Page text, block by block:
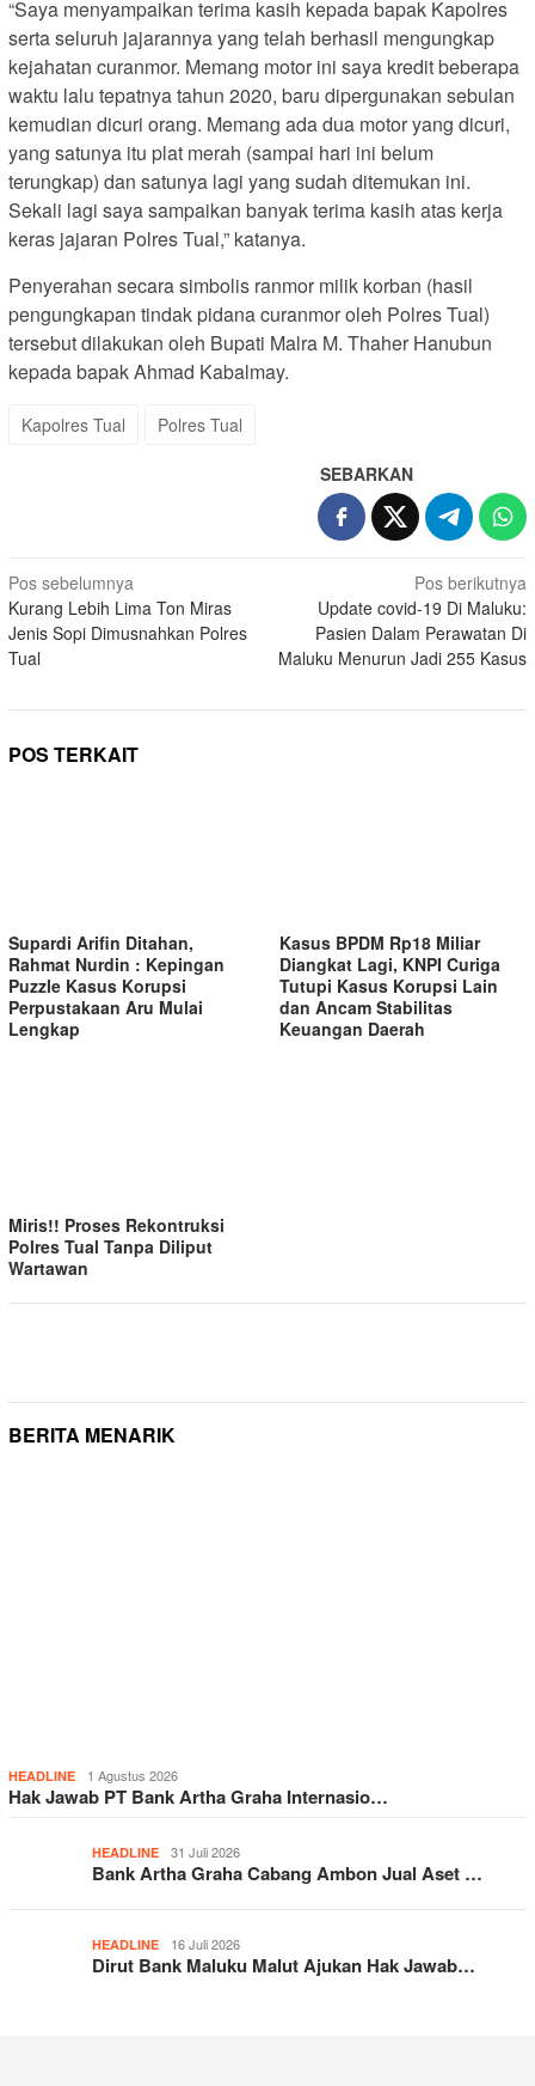
“Saya menyampaikan terima kasih kepada bapak Kapolres
serta seluruh jajarannya yang telah berhasil mengungkap
kejahatan curanmor. Memang motor ini saya kredit beberapa
waktu lalu tepatnya tahun 2020, baru dipergunakan sebulan
kemudian dicuri orang. Memang ada dua motor yang dicuri,
yang satunya itu plat merah (sampai hari ini belum
terungkap) dan satunya lagi yang sudah ditemukan ini.
Sekali lagi saya sampaikan banyak terima kasih atas kerja
keras jajaran Polres Tual,” katanya.
Penyerahan secara simbolis ranmor milik korban (hasil
pengungkapan tindak pidana curanmor oleh Polres Tual)
tersebut dilakukan oleh Bupati Malra M. Thaher Hanubun
kepada bapak Ahmad Kabalmay.
Kapolres Tual Polres Tual
SEBARKAN
Navigasi
pos
Pos sebelumnya
Kurang Lebih Lima Ton Miras
Jenis Sopi Dimusnahkan Polres
Tual
Pos berikutnya
Update covid-19 Di Maluku:
Pasien Dalam Perawatan Di
Maluku Menurun Jadi 255 Kasus
POS TERKAIT
Supardi Arifin Ditahan,
Rahmat Nurdin : Kepingan
Puzzle Kasus Korupsi
Perpustakaan Aru Mulai
Lengkap
Kasus BPDM Rp18 Miliar
Diangkat Lagi, KNPI Curiga
Tutupi Kasus Korupsi Lain
dan Ancam Stabilitas
Keuangan Daerah
Miris!! Proses Rekontruksi
Polres Tual Tanpa Diliput
Wartawan
BERITA MENARIK
HEADLINE 1 Agustus 2026
Hak Jawab PT Bank Artha Graha Internasio…
HEADLINE 31 Juli 2026
Bank Artha Graha Cabang Ambon Jual Aset …
HEADLINE 16 Juli 2026
Dirut Bank Maluku Malut Ajukan Hak Jawab…